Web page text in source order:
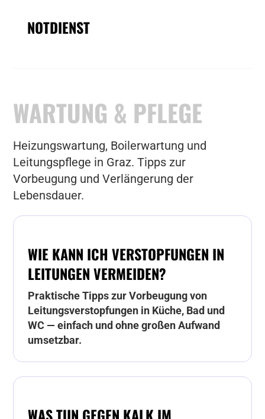
NOTDIENST
WARTUNG & PFLEGE
Heizungswartung, Boilerwartung und
Leitungspflege in Graz. Tipps zur
Vorbeugung und Verlängerung der
Lebensdauer.
WIE KANN ICH VERSTOPFUNGEN IN
LEITUNGEN VERMEIDEN?
Praktische Tipps zur Vorbeugung von
Leitungsverstopfungen in Küche, Bad und
WC — einfach und ohne großen Aufwand
umsetzbar.